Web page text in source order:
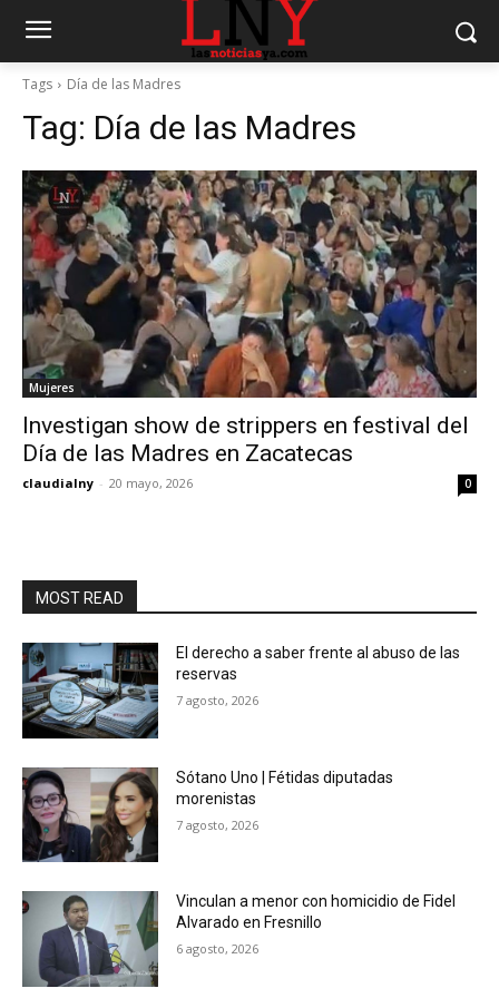
Tags Día de las Madres
Tag: Día de las Madres
Mujeres
Investigan show de strippers en festival del
Día de las Madres en Zacatecas
claudialny - 20 mayo, 2026 0
MOST READ
El derecho a saber frente al abuso de las
reservas
7 agosto, 2026
Sótano Uno | Fétidas diputadas
morenistas
7 agosto, 2026
Vinculan a menor con homicidio de Fidel
Alvarado en Fresnillo
6 agosto, 2026